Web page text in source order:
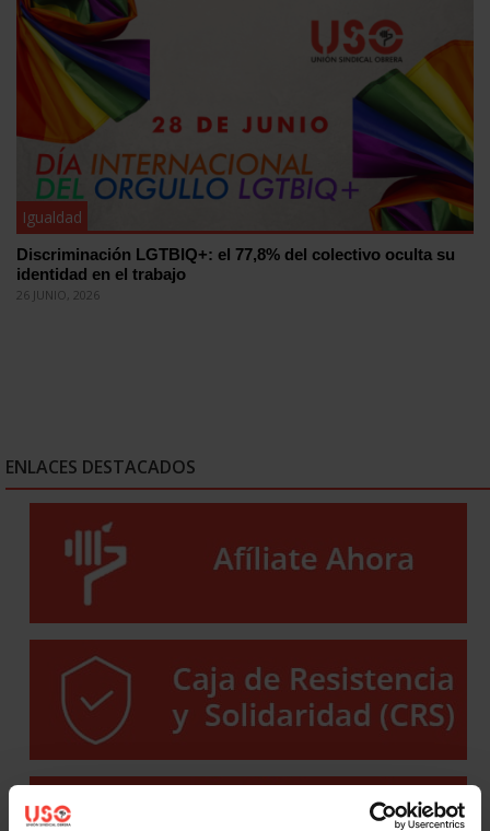
Igualdad
Discriminación LGTBIQ+: el 77,8% del colectivo oculta su
identidad en el trabajo
26 JUNIO, 2026
ENLACES DESTACADOS